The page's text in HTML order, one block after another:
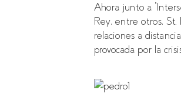
Ahora junto a
Rey, entre otros,
relaciones a
provocada por la